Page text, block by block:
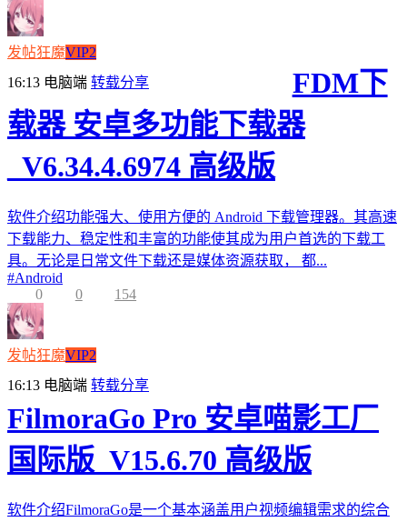
发帖狂魔VIP2
16:13 电脑端 转载分享
FDM下
载器 安卓多功能下载器
_V6.34.4.6974 高级版
软件介绍功能强大、使用方便的 Android 下载管理器。其高速
下载能力、稳定性和丰富的功能使其成为用户首选的下载工
具。无论是日常文件下载还是媒体资源获取， 都...
#Android
0
0 154
发帖狂魔VIP2
16:13 电脑端 转载分享
FilmoraGo Pro 安卓喵影工厂
国际版_V15.6.70 高级版
软件介绍FilmoraGo是一个基本涵盖用户视频编辑需求的综合